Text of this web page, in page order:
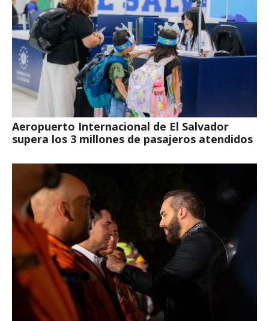
Aeropuerto Internacional de El Salvador
supera los 3 millones de pasajeros atendidos